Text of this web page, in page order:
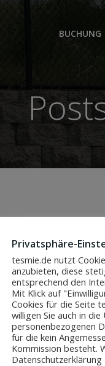
BUCHUNG
Privatsphäre-
tesmie.de nutzt
anzubieten, diese
entsprechend den
Mit Klick auf
Cookies für die Seite
willigen Sie auch in
personenbezogenen
für die kein
Kommission besteht.
Datenschutzerklärung